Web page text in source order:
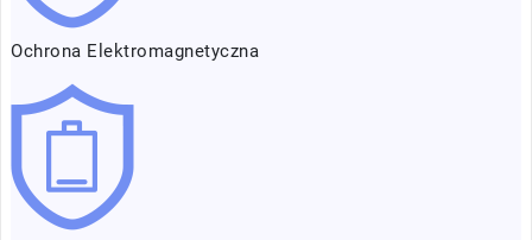
Ochrona Elektromagnetyczna